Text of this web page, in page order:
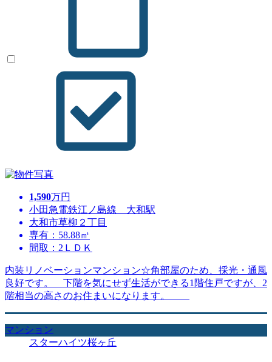
1,590万円
小田急電鉄江ノ島線 大和駅
大和市草柳２丁目
専有：58.88㎡
間取：2ＬＤＫ
内装リノベーションマンション☆角部屋のため、採光・通風
良好です。 下階を気にせず生活ができる1階住戸ですが、2
階相当の高さのお住まいになります。
マンション
スターハイツ桜ヶ丘